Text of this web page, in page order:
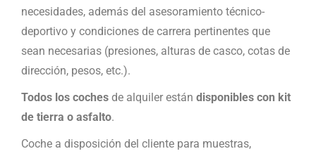
necesidades, además del asesoramiento técnico-
deportivo y condiciones de carrera pertinentes que
sean necesarias (presiones, alturas de casco, cotas de
dirección, pesos, etc.).
Todos los coches de alquiler están disponibles con kit
de tierra o asfalto.
Coche a disposición del cliente para muestras,